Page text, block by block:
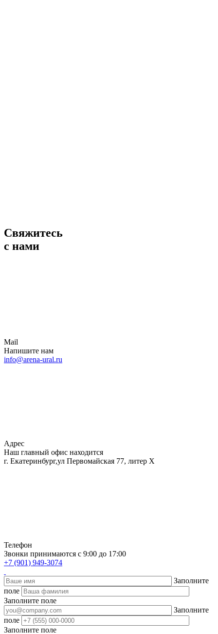
Свяжитесь
с нами
Mail
Напишите нам
info@arena-ural.ru
Адрес
Наш главный офис находится
г. Екатеринбург,ул Первомайская 77, литер Х
Телефон
Звонки принимаются с 9:00 до 17:00
+7 (901) 949-3074
Заполните
поле
Заполните поле
Заполните
поле
Заполните поле